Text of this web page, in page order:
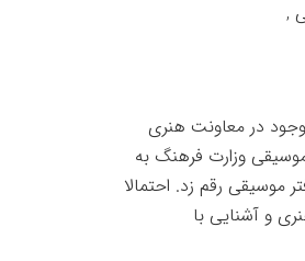
در معاونت هنری
وزارت فرهنگ به
رقم زد. احتمالا
و آشنایی با